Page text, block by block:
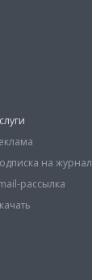
на журнал
рассылка